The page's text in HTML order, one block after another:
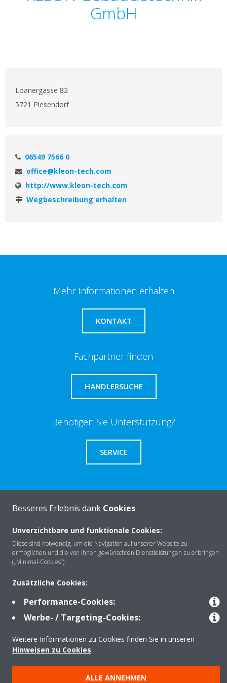
GmbH
Loanergasse 82
5721 Piesendorf
06549 7566 0
office@kleon-tech.com
http://www.kleon-tech.com
Wegbeschreibung erhalten
Mehr Informationen erhalten
KONTAKT
Fachpartner finden
HÄNDLERSUCHE
Benötigen Sie Unterstützung?
SERVICE
Über Daikin
Lösungen
Kontakt
Copyright © Daikin
Besseres Erlebnis dank Cookies
Unverzichtbare und funktionale Cookies:
Diese sind notwendig, um die Navigation auf unserer Website zu
ermöglichen und die von Ihnen gewünschten Dienstleistungen zu erbringen
(„Minimal-Cookies“).
Zusätzliche Cookies:
Performance-Cookies:
Werbe- / Targeting-Cookies:
Weitere Informationen zu Cookies finden Sie in unseren
Hinweisen zu Cookies.
ALLE ANNEHMEN